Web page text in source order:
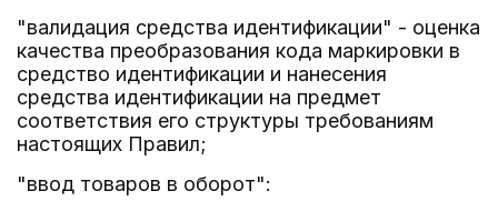
"валидация средства идентификации" - оценка
качества преобразования кода маркировки в
средство идентификации и нанесения
средства идентификации на предмет
соответствия его структуры требованиям
настоящих Правил;
"ввод товаров в оборот":